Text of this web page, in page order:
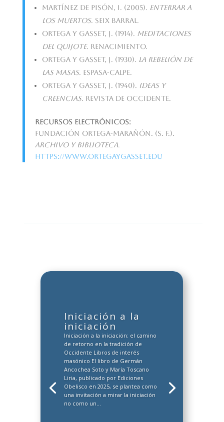
Martínez de Pisón, I. (2005). Enterrar a
los muertos. Seix Barral.
Ortega y Gasset, J. (1914). Meditaciones
del Quijote. Renacimiento.
Ortega y Gasset, J. (1930). La rebelión de
las masas. Espasa-Calpe.
Ortega y Gasset, J. (1940). Ideas y
creencias. Revista de Occidente.
Recursos electrónicos:
Fundación Ortega-Marañón. (s. f.).
Archivo y biblioteca.
https://www.ortegaygasset.edu
Iniciación a la
iniciación
Iniciación a la iniciación: el camino
de retorno en la tradición de
Occidente Libros de interés
masónico El libro de Germán
Ancochea Soto y María Toscano
Liria, publicado por Ediciones
Obelisco en 2025, se plantea como
una invitación a mirar la iniciación
no como un...